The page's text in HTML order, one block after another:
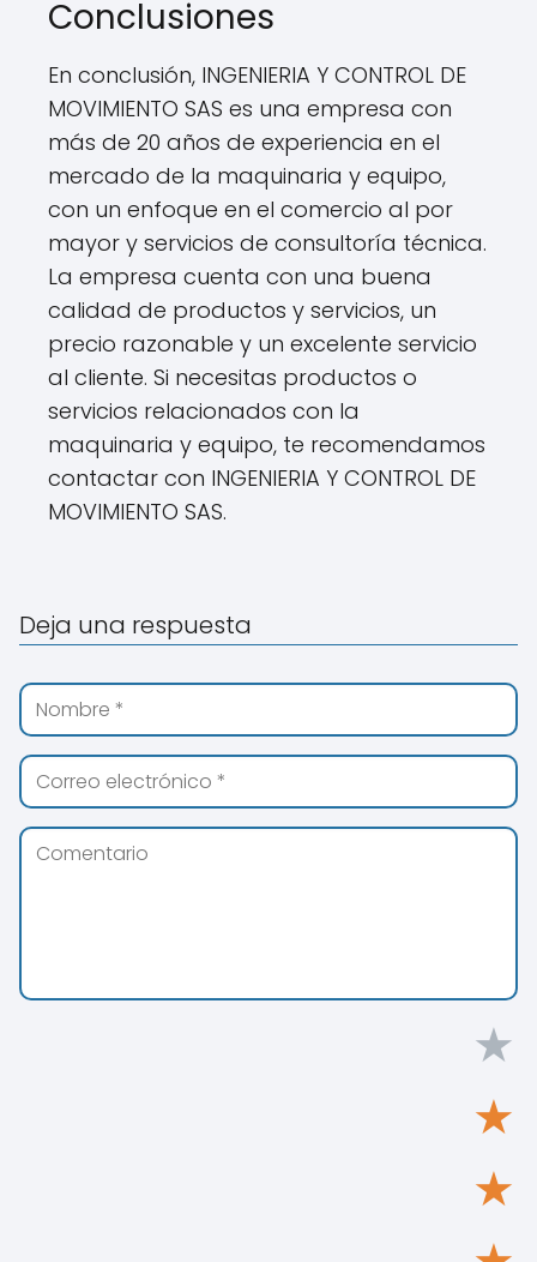
Conclusiones
En conclusión, INGENIERIA Y CONTROL DE
MOVIMIENTO SAS es una empresa con
más de 20 años de experiencia en el
mercado de la maquinaria y equipo,
con un enfoque en el comercio al por
mayor y servicios de consultoría técnica.
La empresa cuenta con una buena
calidad de productos y servicios, un
precio razonable y un excelente servicio
al cliente. Si necesitas productos o
servicios relacionados con la
maquinaria y equipo, te recomendamos
contactar con INGENIERIA Y CONTROL DE
MOVIMIENTO SAS.
Deja una respuesta
★
★
★